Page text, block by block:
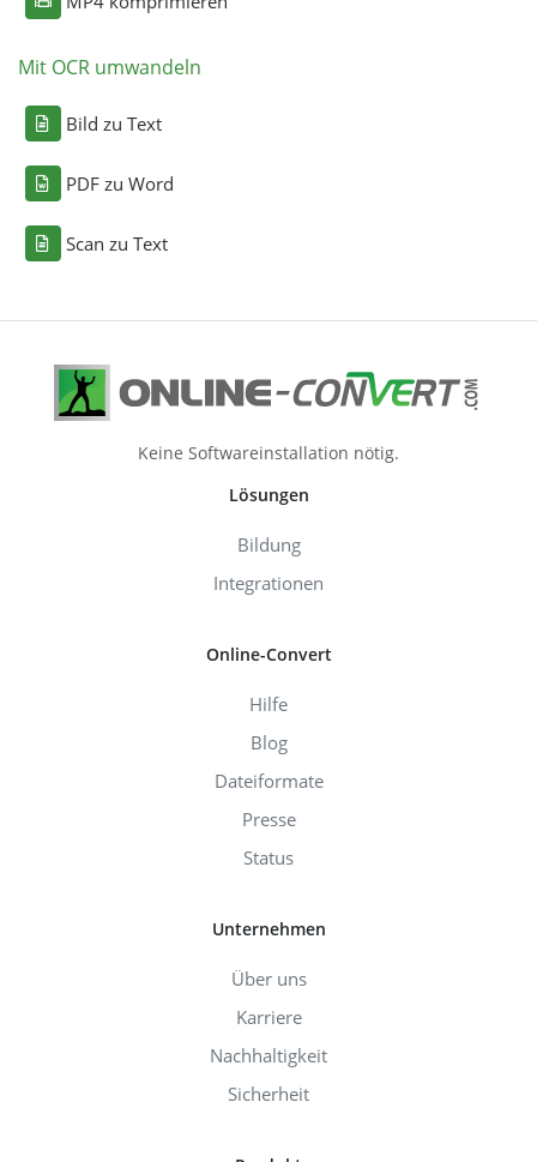
Mit OCR umwandeln
Bild zu Text
PDF zu Word
Scan zu Text
Keine Softwareinstallation nötig.
Lösungen
Bildung
Integrationen
Online-Convert
Hilfe
Blog
Dateiformate
Presse
Status
Unternehmen
Über uns
Karriere
Nachhaltigkeit
Sicherheit